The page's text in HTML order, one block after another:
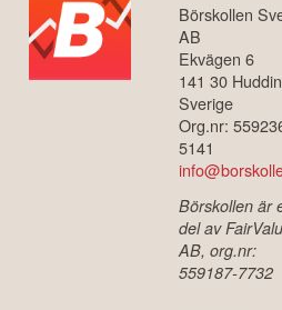
Börskollen
AB
Ekvägen 6
141 30
Sverige
Org.nr:
5141
Börskollen är
del av
AB, org.nr:
559187-7732